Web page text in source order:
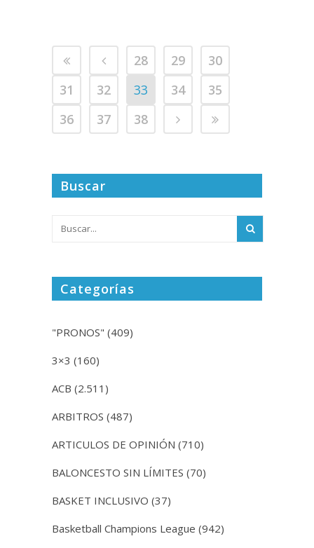
28 29
30
31
32 33 34
35
36
37 38
Buscar
Categorías
"PRONOS" (409)
3×3 (160)
ACB (2.511)
ARBITROS (487)
ARTICULOS DE OPINIÓN (710)
BALONCESTO SIN LÍMITES (70)
BASKET INCLUSIVO (37)
Basketball Champions League (942)